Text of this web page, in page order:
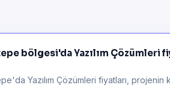
bölgesi'da Yazılım Çözümleri
Yazılım Çözümleri fiyatları,